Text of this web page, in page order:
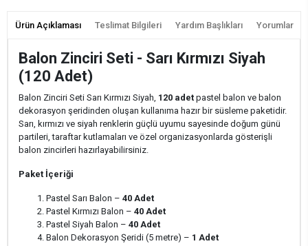
Ürün Açıklaması Teslimat Bilgileri Yardım Başlıkları Yorumlar
Balon Zinciri Seti - Sarı Kırmızı Siyah
(120 Adet)
Balon Zinciri Seti Sarı Kırmızı Siyah, 120 adet pastel balon ve balon
dekorasyon şeridinden oluşan kullanıma hazır bir süsleme paketidir.
Sarı, kırmızı ve siyah renklerin güçlü uyumu sayesinde doğum günü
partileri, taraftar kutlamaları ve özel organizasyonlarda gösterişli
balon zincirleri hazırlayabilirsiniz.
Paket İçeriği
Pastel Sarı Balon – 40 Adet
Pastel Kırmızı Balon – 40 Adet
Pastel Siyah Balon – 40 Adet
Balon Dekorasyon Şeridi (5 metre) – 1 Adet